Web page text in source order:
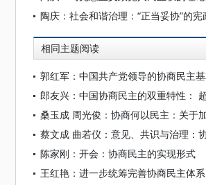
相同主题阅读
陈家刚：开会：协商民主的实现形式
王红艳：进一步统筹完善协商民主体系